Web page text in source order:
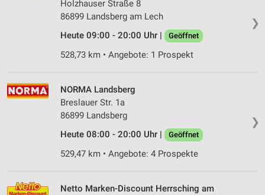
❯
Holzhauser Straße 8
86899 Landsberg am Lech
Heute 09:00 - 20:00 Uhr |
Geöffnet
528,73 km • Angebote: 1 Prospekt
❯
NORMA Landsberg
Breslauer Str. 1a
86899 Landsberg
Heute 08:00 - 20:00 Uhr |
Geöffnet
529,47 km • Angebote: 4 Prospekte
Netto Marken-Discount Herrsching am